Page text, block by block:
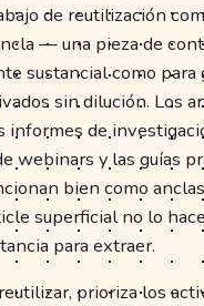
de reutilización
— una pieza de
sustancial como para
sin dilución. Los
informes de
webinars y las guías
bien como
superficial no lo
para extraer.
prioriza los